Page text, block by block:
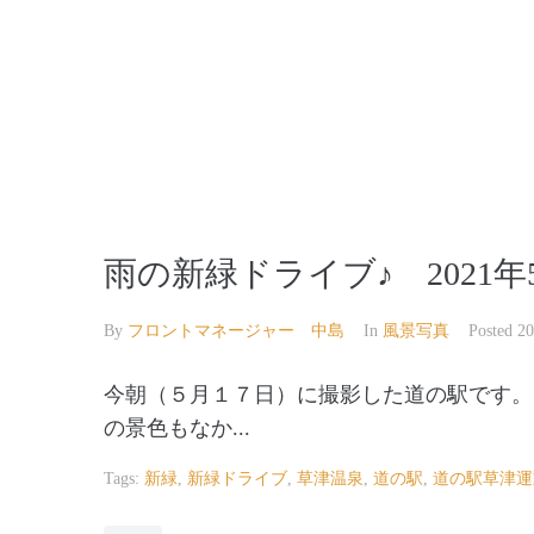
雨の新緑ドライブ♪ 2021年
By フロントマネージャー 中島 In 風景写真 Posted
今朝（５月１７日）に撮影した道の駅です
の景色もなか...
Tags: 新緑, 新緑ドライブ, 草津温泉, 道の駅, 道の駅草津